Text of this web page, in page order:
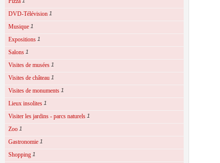
DVD-Télévision 1
Musique 1
Expositions 1
Salons 1
Visites de musées 1
Visites de château 1
Visites de monuments 1
Lieux insolites 1
Visiter les jardins - parcs naturels 1
Zoo 1
Gastronomie 1
Shopping 1